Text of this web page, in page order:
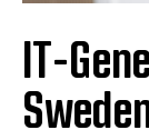
IT-